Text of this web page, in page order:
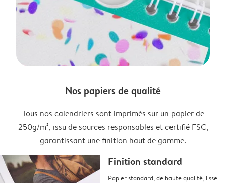
Nos papiers de qualité
Tous nos calendriers sont imprimés sur un papier de
250g/m², issu de sources responsables et certifié FSC,
garantissant une finition haut de gamme.
Finition standard
Papier standard, de haute qualité, lisse